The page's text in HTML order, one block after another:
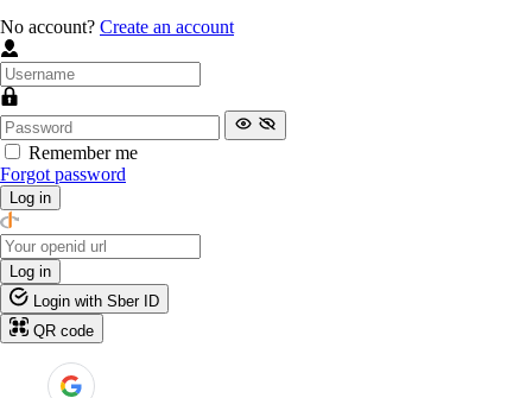
No account? Create an account
Remember me
Forgot password
Log in
Log in
Login with Sber ID
QR code